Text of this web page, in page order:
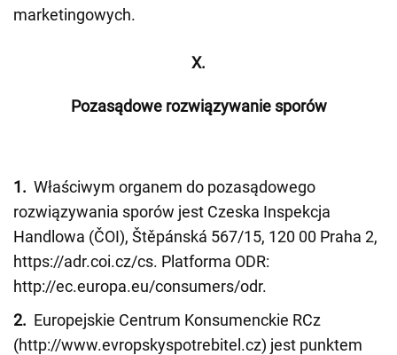
marketingowych.
X.
Pozasądowe rozwiązywanie sporów
1. Właściwym organem do pozasądowego
rozwiązywania sporów jest Czeska Inspekcja
Handlowa (ČOI), Štěpánská 567/15, 120 00 Praha 2,
https://adr.coi.cz/cs. Platforma ODR:
http://ec.europa.eu/consumers/odr.
2. Europejskie Centrum Konsumenckie RCz
(http://www.evropskyspotrebitel.cz) jest punktem